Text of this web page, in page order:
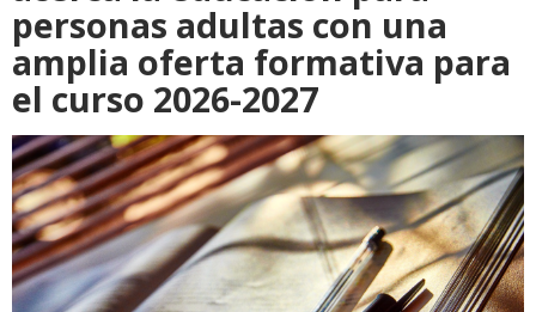
personas adultas con una
amplia oferta formativa para
el curso 2026-2027